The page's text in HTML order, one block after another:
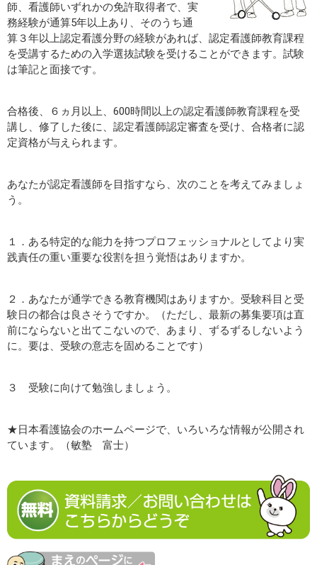
師、看護師いずれかの免許取得者で、実
務経験が通算5年以上あり、そのうち通
算３年以上認定看護分野の経験があれば、認定看護師教育課程
を受講するための入学選抜試験を受けることができます。試験
は筆記と面接です。
合格後、６ヵ月以上、600時間以上の認定看護師教育課程を受
講し、修了した後に、認定看護師認定審査を受け、合格者に認
定資格が与えられます。
あなたが認定看護師を目指すなら、次のことを考えてみましょ
う。
１．ある特定的な能力を持つプロフェッショナルとしてより実
践責任の重い重要な役割を担う覚悟はありますか。
２．あなたが通学できる教育機関はありますか。受験科目と受
験日の都合は良さそうですか。（ただし、最新の募集要項は直
前にならないと出てこないので、あまり、ずるずるしないよう
に。要は、受験の意志を固めることです）
３ 受験に向けて勉強しましょう。
★日本看護協会のホームページで、いろいろな情報が公開され
ています。（敏塾 富士）